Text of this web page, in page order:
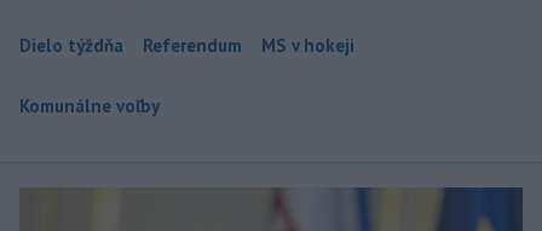
Dielo týždňa Referendum MS v hokeji
Komunálne voľby